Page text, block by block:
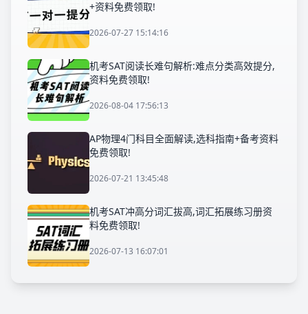
+资料免费领取!
2026-07-27 15:14:16
机考SAT阅读长难句解析:难点分类高效提分,
资料免费领取!
2026-08-04 17:56:13
AP物理4门科目全面解读,选科指南+备考资料
免费领取!
2026-07-21 13:45:48
机考SAT冲高分词汇拔高,词汇拓展练习册资
料免费领取!
2026-07-13 16:07:01